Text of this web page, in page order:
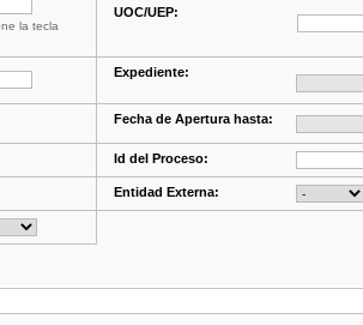
la tecla
UOC/UEP:
Expediente:
Fecha de Apertura hasta:
Id del Proceso:
Entidad Externa: